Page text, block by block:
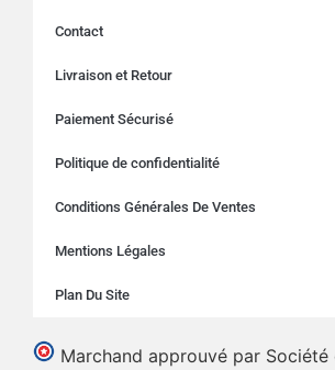
Contact
Livraison et Retour
Paiement Sécurisé
Politique de confidentialité
Conditions Générales De Ventes
Mentions Légales
Plan Du Site
Marchand approuvé par Société